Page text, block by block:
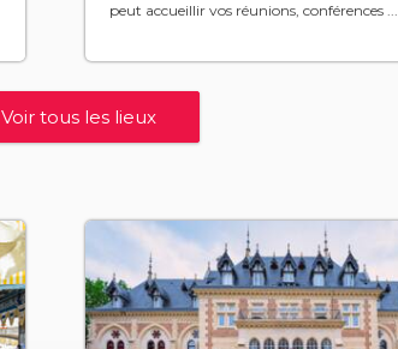
peut accueillir vos réunions, conférences ...
Voir tous les lieux